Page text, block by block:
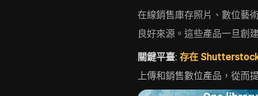
在線銷售庫存照片、數位藝
良好來源。這些產品一旦創
關鍵平臺: 存在
上傳和銷售數位產品，從而